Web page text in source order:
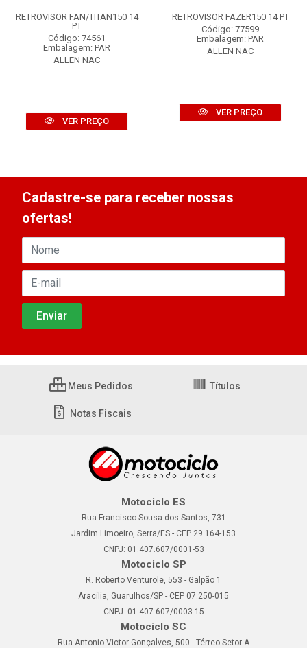
RETROVISOR FAN/TITAN150 14
PT
Código: 74561
Embalagem: PAR
ALLEN NAC
VER PREÇO
RETROVISOR FAZER150 14 PT
Código: 77599
Embalagem: PAR
ALLEN NAC
VER PREÇO
Cadastre-se para receber nossas
ofertas!
Meus Pedidos Títulos
Notas Fiscais
Motociclo ES
Rua Francisco Sousa dos Santos, 731
Jardim Limoeiro, Serra/ES - CEP 29.164-153
CNPJ: 01.407.607/0001-53
Motociclo SP
R. Roberto Venturole, 553 - Galpão 1
Aracília, Guarulhos/SP - CEP 07.250-015
CNPJ: 01.407.607/0003-15
Motociclo SC
Rua Antonio Victor Gonçalves, 500 - Térreo Setor A